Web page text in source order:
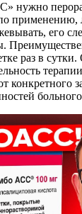
нужно
применению,
его
раз в
конкретного